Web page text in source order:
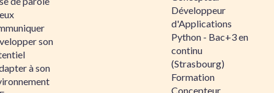
son
à son
Développeur
d'Applications
Python - Bac+3 en
continu
(Strasbourg)
Formation
Concepteur